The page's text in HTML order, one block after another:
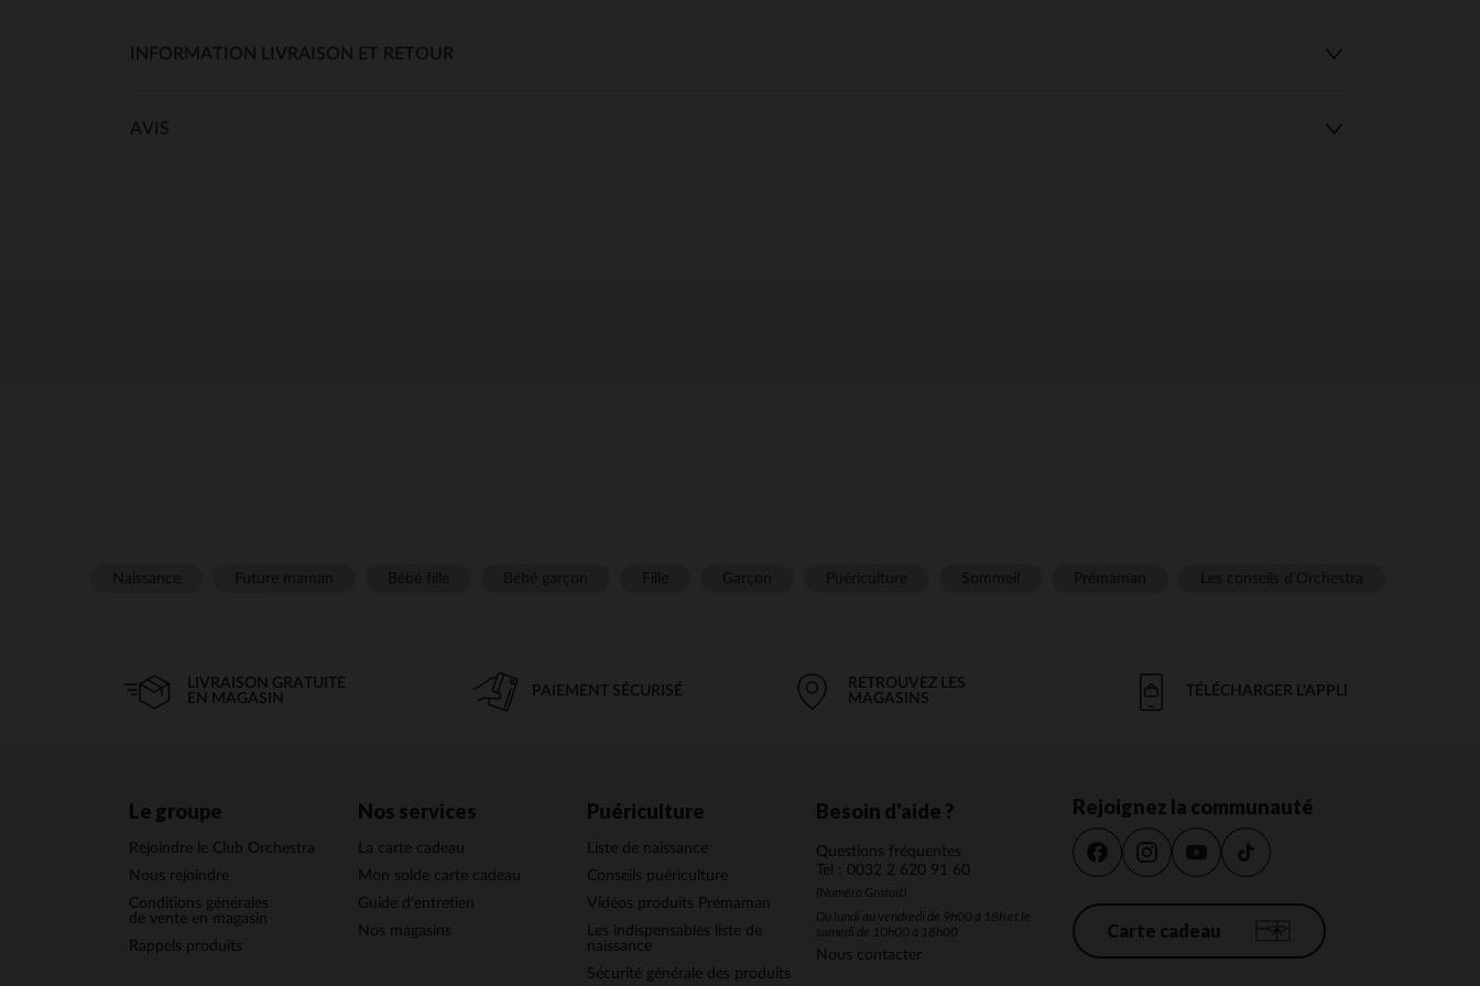
INFORMATION LIVRAISON ET RETOUR
AVIS
LIVRAISON GRATUITE
EN MAGASIN
PAIEMENT SÉCURISÉ
RETROUVEZ LES
MAGASINS
TÉLÉCHARGER L'APPLI
Le groupe
Rejoindre le Club Orchestra
Nous rejoindre
Conditions générales
de vente en magasin
Rappels produits
Nos services
La carte cadeau
Mon solde carte cadeau
Guide d'entretien
Nos magasins
Puériculture
Liste de naissance
Conseils puériculture
Vidéos produits Prémaman
Les indispensables liste de
naissance
Sécurité générale des produits
Besoin d'aide ?
Questions fréquentes
Tel : 0032 2 620 91 60
(Numéro Gratuit)
Du lundi au vendredi de 9h00 à 18h et le
samedi de 10h00 à 18h00
Nous contacter
Rejoignez la communauté
Carte cadeau